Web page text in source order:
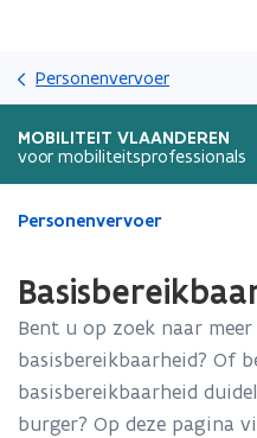
Personenvervoer
MOBILITEIT VLAANDEREN
voor mobiliteitsprofessionals
Gedaan
bevindt
op:
Basisbereikbaarheid
Personenvervoer
Bent u op zoek naar
basisbereikbaarheid? Of
basisbereikbaarheid
burger? Op deze pagina